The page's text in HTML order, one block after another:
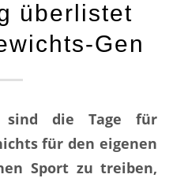
überlistet
Gen
sind die Tage für
für den eigenen
Sport zu treiben,